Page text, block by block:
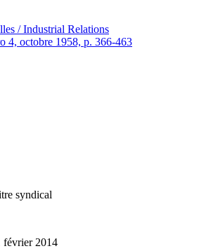
/ Industrial Relations
4, octobre 1958, p. 366-463
syndical
février 2014